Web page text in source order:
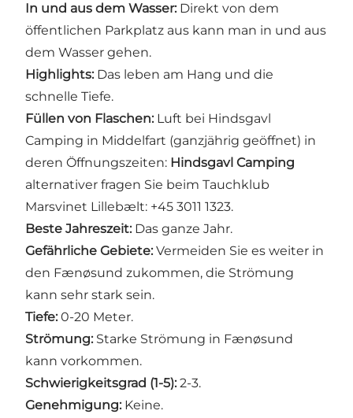
In und aus dem Wasser: Direkt von dem
öffentlichen Parkplatz aus kann man in und aus
dem Wasser gehen.
Highlights: Das leben am Hang und die
schnelle Tiefe.
Füllen von Flaschen: Luft bei Hindsgavl
Camping in Middelfart (ganzjährig geöffnet) in
deren Öffnungszeiten: Hindsgavl Camping
alternativer fragen Sie beim Tauchklub
Marsvinet Lillebælt: +45 3011 1323.
Beste Jahreszeit: Das ganze Jahr.
Gefährliche Gebiete: Vermeiden Sie es weiter in
den Fænøsund zukommen, die Strömung
kann sehr stark sein.
Tiefe: 0-20 Meter.
Strömung: Starke Strömung in Fænøsund
kann vorkommen.
Schwierigkeitsgrad (1-5): 2-3.
Genehmigung: Keine.